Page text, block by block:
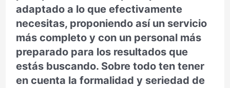
adaptado a lo que efectivamente
necesitas, proponiendo así un servicio
más completo y con un personal más
preparado para los resultados que
estás buscando. Sobre todo ten tener
en cuenta la formalidad y seriedad de